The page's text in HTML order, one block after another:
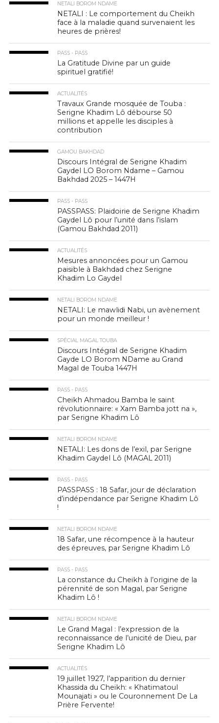
NETALI BOROM NDAME
NETALI : Le comportement du Cheikh
face à la maladie quand survenaient les
heures de prières!
PASS - PASS
La Gratitude Divine par un guide
spirituel gratifié!
ACTUALITÉS
Travaux Grande mosquée de Touba :
Serigne Khadim Lô débourse 50
millions et appelle les disciples à
contribution
GAMOU BAKHDAD
Discours Intégral de Serigne Khadim
Gaydel LO Borom Ndame – Gamou
Bakhdad 2025 – 1447H
PASS - PASS
PASSPASS: Plaidoirie de Serigne Khadim
Gaydel Lô pour l’unité dans l’islam
(Gamou Bakhdad 2011)
ACTUALITÉS
Mesures annoncées pour un Gamou
paisible à Bakhdad chez Serigne
Khadim Lo Gaydel
NETALI BOROM NDAME
NETALI: Le mawlidi Nabi, un avènement
pour un monde meilleur !
SPÉCIAL MAGAL TOUBA
Discours Intégral de Serigne Khadim
Gayde LO Borom NDame au Grand
Magal de Touba 1447H
PASS - PASS
Cheikh Ahmadou Bamba le saint
révolutionnaire: « Xam Bamba jott na »,
par Serigne Khadim Lô
NETALI BOROM NDAME
NETALI: Les dons de l’exil, par Serigne
Khadim Gaydel Lô (MAGAL 2011)
PASS - PASS
PASSPASS : 18 Safar, jour de déclaration
d’indépendance par Serigne Khadim Lô
!
NETALI BOROM NDAME
18 Safar, une récompence à la hauteur
des épreuves, par Serigne Khadim Lô
PASS - PASS
La constance du Cheikh à l’origine de la
pérennité de son Magal, par Serigne
Khadim Lô !
NETALI BOROM NDAME
Le Grand Magal : l’expression de la
reconnaissance de l’unicité de Dieu, par
Serigne Khadim Lô
ACTUALITÉS
19 juillet 1927, l’apparition du dernier
Khassida du Cheikh: « Khatimatoul
Mounajati » ou le Couronnement De La
Prière Fervente!